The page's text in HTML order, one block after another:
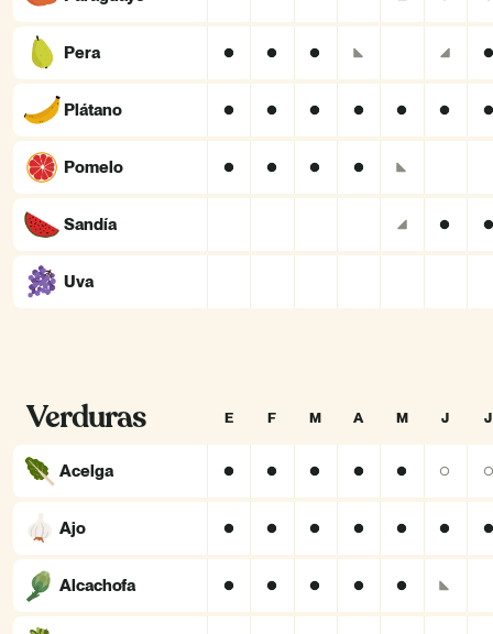
Pera
Plátano
Pomelo
Sandía
Uva
Verduras E F M A M J J
Acelga
Ajo
Alcachofa